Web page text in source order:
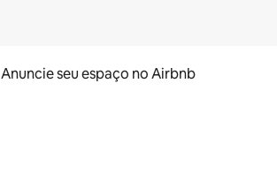
Anuncie seu espaço no Airbnb